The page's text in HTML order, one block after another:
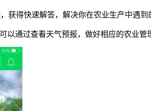
获得快速解答，解决你在农业生产中遇到
以通过查看天气预报，做好相应的农业管